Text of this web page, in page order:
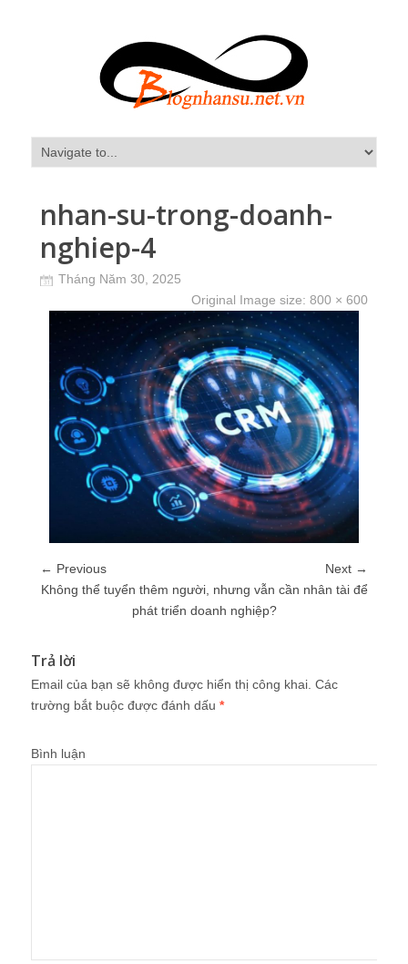
nhan-su-trong-doanh-
nghiep-4
Tháng Năm 30, 2025
Original Image size: 800 × 600
← Previous
Next →
Không thể tuyển thêm người, nhưng vẫn cần nhân tài để
phát triển doanh nghiệp?
Trả lời
Email của bạn sẽ không được hiển thị công khai. Các
trường bắt buộc được đánh dấu *
Bình luận